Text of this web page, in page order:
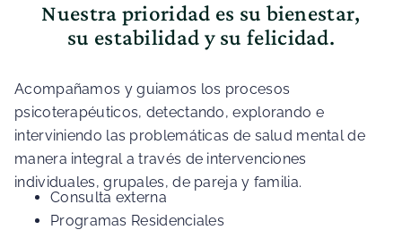
Nuestra prioridad es su bienestar,
su estabilidad y su felicidad.
Acompañamos y guiamos los procesos
psicoterapéuticos, detectando, explorando e
interviniendo las problemáticas de salud mental de
manera integral a través de intervenciones
individuales, grupales, de pareja y familia.
Consulta externa
Programas Residenciales